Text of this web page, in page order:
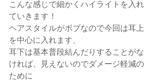
こんな感じで細かくハイライトを入れ
ていきます！
ヘアスタイルがボブなので今回は耳上
を中心に入れます、
耳下は基本普段結んだりすることがな
ければ、見えないのでダメージ軽減の
ために